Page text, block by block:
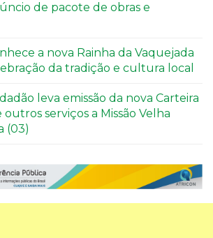
de pacote de obras e
a nova Rainha da Vaquejada
da tradição e cultura local
leva emissão da nova Carteira
serviços a Missão Velha
(03)